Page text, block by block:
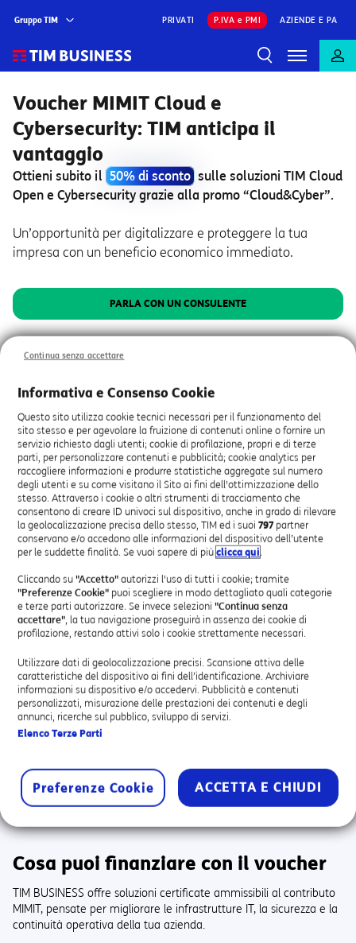
Gruppo TIM PRIVATI P.IVA e PMI AZIENDE E PA
Voucher MIMIT Cloud e
Cybersecurity: TIM anticipa il
vantaggio
Ottieni subito il 50% di sconto sulle soluzioni TIM Cloud
Open e Cybersecurity grazie alla promo “Cloud&Cyber”.
Un’opportunità per digitalizzare e proteggere la tua
impresa con un beneficio economico immediato.
PARLA CON UN CONSULENTE
Un unico partner per la
trasformazione digitale delle PMI
È il momento giusto per rendere il tuo business più moderno,
protetto e competitivo, riducendo i costi grazie a contributi fino al
50%. I fondi sono limitati, inizia subito a progettare con TIM
BUSINESS la soluzione più adatta alla tua impresa.
Infrastruttura 100% italiana
I tuoi dati rimangono in Italia, su Data Center di proprietà TIM
dislocati sul territorio nazionale, con i più alti standard di sicurezza
e continuità operativa.
Rete capillare sul territorio
Certificazioni
Cosa puoi finanziare con il voucher
TIM BUSINESS offre soluzioni certificate ammissibili al contributo
MIMIT, pensate per migliorare le infrastrutture IT, la sicurezza e la
continuità operativa della tua azienda.
Informativa e Consenso Cookie
Questo sito utilizza cookie tecnici necessari per il funzionamento del
sito stesso e per agevolare la fruizione di contenuti online o fornire un
servizio richiesto dagli utenti; cookie di profilazione, propri e di terze
parti, per personalizzare contenuti e pubblicità; cookie analytics per
raccogliere informazioni e produrre statistiche aggregate sul numero
degli utenti e su come visitano il Sito ai fini dell'ottimizzazione dello
stesso. Attraverso i cookie o altri strumenti di tracciamento che
consentono di creare ID univoci sul dispositivo, anche in grado di rilevare
la geolocalizzazione precisa dello stesso, TIM ed i suoi 797partner
conservano e/o accedono alle informazioni del dispositivo dell’utente
per le suddette finalità. Se vuoi sapere di più clicca qui.
Cliccando su "Accetto" autorizzi l'uso di tutti i cookie; tramite
"Preferenze Cookie" puoi scegliere in modo dettagliato quali categorie
e terze parti autorizzare. Se invece selezioni "Continua senza
accettare", la tua navigazione proseguirà in assenza dei cookie di
profilazione, restando attivi solo i cookie strettamente necessari.
Utilizzare dati di geolocalizzazione precisi. Scansione attiva delle
caratteristiche del dispositivo ai fini dell’identificazione. Archiviare
informazioni su dispositivo e/o accedervi. Pubblicità e contenuti
personalizzati, misurazione delle prestazioni dei contenuti e degli
annunci, ricerche sul pubblico, sviluppo di servizi.
Elenco Terze Parti
Preferenze Cookie ACCETTA E CHIUDI
Continua senza accettare